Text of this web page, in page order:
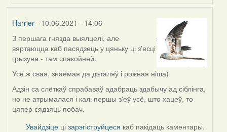
by
Harrier- 10.06.2021 - 14:06
З першага гнязда выялцелі, але
вяртаюцца каб пасядзець у цяньку ці з'есці
грызуна - там спакойней.
Усё ж свая, знаёмая да дэталяў і рожная ніша)
Адзін са слёткаў спрабаваў адабраць здабычу ад сіблінга,
но не атрымалася і калі першы з'еў усё, што хацеў, то
цяпер сядзяць побач.
Увайдзіце цізарэгіструйцеся каб пакідаць каментары.